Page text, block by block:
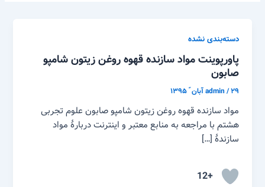
دسته‌بندی نشده
پاورپوینت مواد سازنده قهوه روغن زیتون شامپو
صابون
admin/۲۹ آبان ّ ۱۳۹۵
مواد سازنده قهوه روغن زیتون شامپو صابون علوم تجربی
هشتم با مراجعه به منابع معتبر و اینترنت دربارهٔ مواد
سازندهٔ […]
+12